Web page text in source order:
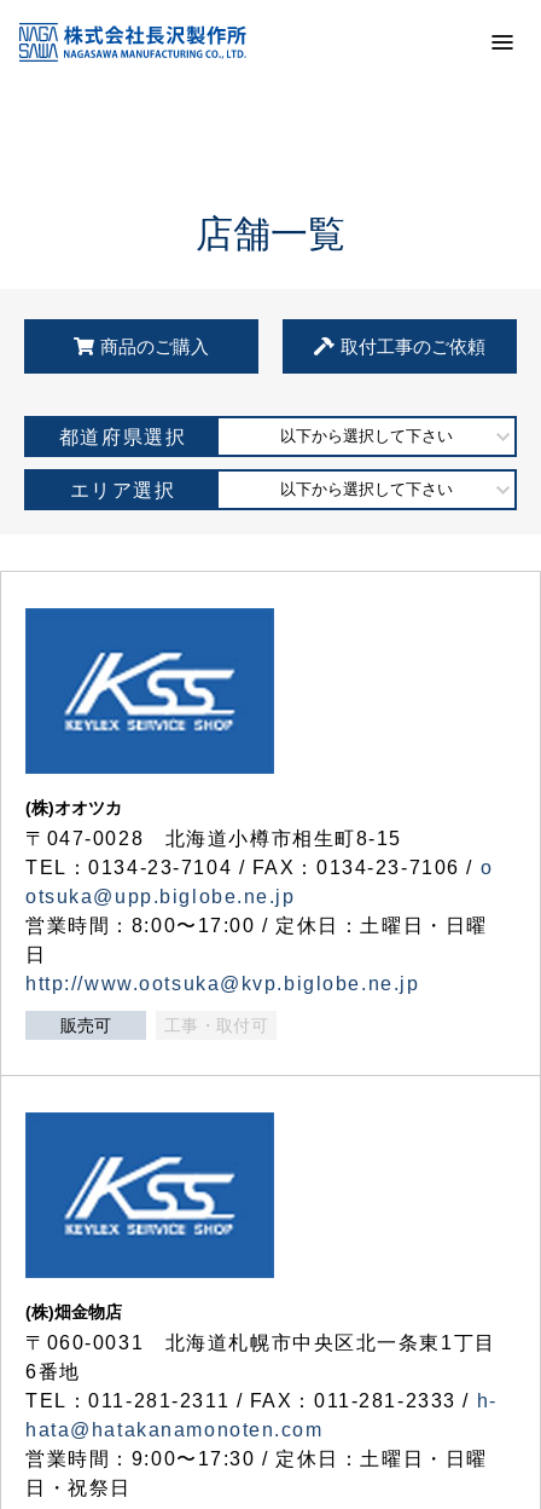
KSS加盟店・取扱店情報
店舗一覧
店舗一覧
商品のご購入 取付工事のご依頼
都道府県選択 以下から選択して下さい
エリア選択 以下から選択して下さい
(株)オオツカ
〒047-0028 北海道小樽市相生町8-15
TEL：0134-23-7104 / FAX：0134-23-7106 / o
otsuka@upp.biglobe.ne.jp
営業時間：8:00〜17:00 / 定休日：土曜日・日曜
日
http://www.ootsuka@kvp.biglobe.ne.jp
販売可 工事・取付可
(株)畑金物店
〒060-0031 北海道札幌市中央区北一条東1丁目
6番地
TEL：011-281-2311 / FAX：011-281-2333 / h-
hata@hatakanamonoten.com
営業時間：9:00〜17:30 / 定休日：土曜日・日曜
日・祝祭日